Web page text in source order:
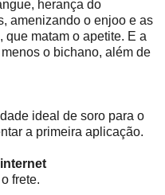
herança do
amenizando o enjoo e as
que matam o apetite. E a
o bichano, além de
ideal de soro para o
a primeira aplicação.
frete.